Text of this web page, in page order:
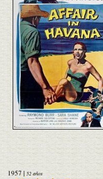
1957 | 52 años